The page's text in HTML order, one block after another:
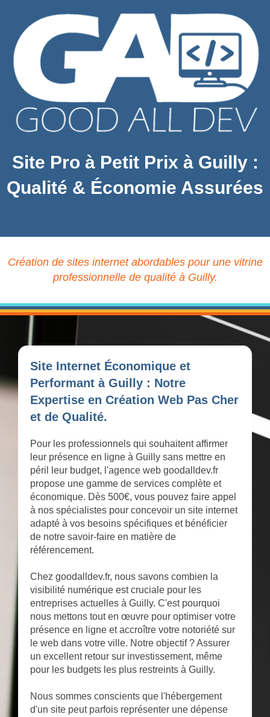
Site Pro à Petit Prix à Guilly :
Qualité & Économie Assurées
Création de sites internet abordables pour une vitrine
professionnelle de qualité à Guilly.
Site Internet Économique et
Performant à Guilly : Notre
Expertise en Création Web Pas Cher
et de Qualité.
Pour les professionnels qui souhaitent affirmer
leur présence en ligne à Guilly sans mettre en
péril leur budget, l'agence web goodalldev.fr
propose une gamme de services complète et
économique. Dès 500€, vous pouvez faire appel
à nos spécialistes pour concevoir un site internet
adapté à vos besoins spécifiques et bénéficier
de notre savoir-faire en matière de
référencement.
Chez goodalldev.fr, nous savons combien la
visibilité numérique est cruciale pour les
entreprises actuelles à Guilly. C'est pourquoi
nous mettons tout en œuvre pour optimiser votre
présence en ligne et accroître votre notoriété sur
le web dans votre ville. Notre objectif ? Assurer
un excellent retour sur investissement, même
pour les budgets les plus restreints à Guilly.
Nous sommes conscients que l'hébergement
d'un site peut parfois représenter une dépense